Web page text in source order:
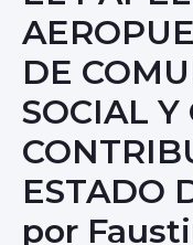
DE
SOCIAL Y
ESTADO
por